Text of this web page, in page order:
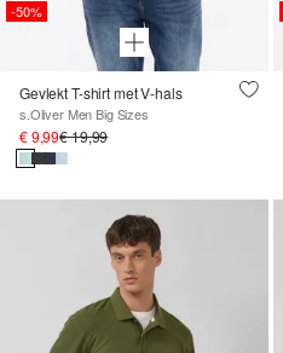
-50%
Gevlekt T-shirt met V-hals
s.Oliver Men Big Sizes
€ 9,99€ 19,99